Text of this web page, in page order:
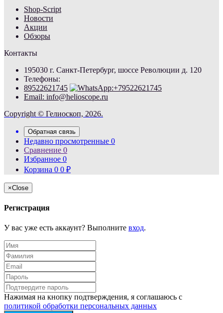
Shop-Script
Новости
Акции
Обзоры
Контакты
195030 г. Санкт-Петербург, шоссе Революции д. 120
Телефоны:
89522621745
Email: info@helioscope.ru
Copyright © Гелиоскоп, 2026.
Обратная связь
Недавно просмотренные 0
Сравнение 0
Избранное 0
Корзина 0 0 ₽
×Close
Регистрация
У вас уже есть аккаунт? Выполните вход.
Нажимая на кнопку подтверждения, я соглашаюсь с
политикой обработки персональных данных